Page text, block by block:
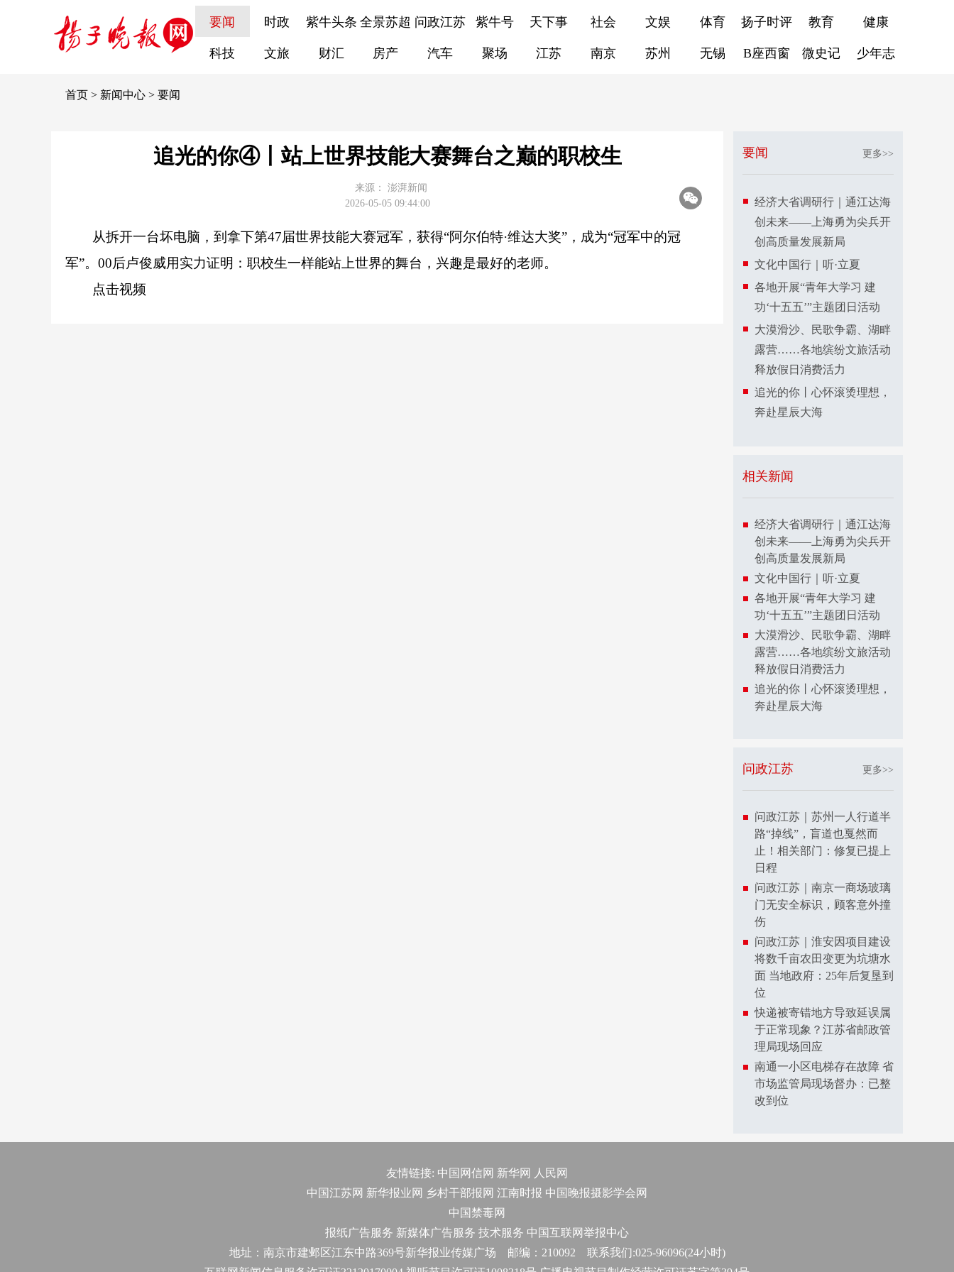
要闻 时政 紫牛头条 全景苏超 问政江苏 紫牛号 天下事 社会 文娱 体育 扬子时评 教育 健康
科技 文旅 财汇 房产 汽车 聚场 江苏 南京 苏州 无锡 B座西窗 微史记 少年志
首页 > 新闻中心 > 要闻
追光的你④丨站上世界技能大赛舞台之巅的职校生
来源：
澎湃新闻
2026-05-05 09:44:00
从拆开一台坏电脑，到拿下第47届世界技能大赛冠军，获得“阿尔伯特·维达大奖”，成为“冠军中的冠
军”。00后卢俊威用实力证明：职校生一样能站上世界的舞台，兴趣是最好的老师。
点击视频
要闻 更多>>
经济大省调研行｜通江达海
创未来——上海勇为尖兵开
创高质量发展新局
文化中国行｜听·立夏
各地开展“青年大学习 建
功‘十五五’”主题团日活动
大漠滑沙、民歌争霸、湖畔
露营……各地缤纷文旅活动
释放假日消费活力
追光的你丨心怀滚烫理想，
奔赴星辰大海
相关新闻
经济大省调研行｜通江达海
创未来——上海勇为尖兵开
创高质量发展新局
文化中国行｜听·立夏
各地开展“青年大学习 建
功‘十五五’”主题团日活动
大漠滑沙、民歌争霸、湖畔
露营……各地缤纷文旅活动
释放假日消费活力
追光的你丨心怀滚烫理想，
奔赴星辰大海
问政江苏 更多>>
问政江苏｜苏州一人行道半
路“掉线”，盲道也戛然而
止！相关部门：修复已提上
日程
问政江苏｜南京一商场玻璃
门无安全标识，顾客意外撞
伤
问政江苏｜淮安因项目建设
将数千亩农田变更为坑塘水
面 当地政府：25年后复垦到
位
快递被寄错地方导致延误属
于正常现象？江苏省邮政管
理局现场回应
南通一小区电梯存在故障 省
市场监管局现场督办：已整
改到位
友情链接: 中国网信网 新华网
人民网
中国江苏网 新华报业网 乡村干部报网 江南时报 中国晚报摄影学会网
中国禁毒网
报纸广告服务 新媒体广告服务 技术服务 中国互联网举报中心
地址：南京市建邺区江东中路369号新华报业传媒广场 邮编：210092 联系我们:025-96096(24小时)